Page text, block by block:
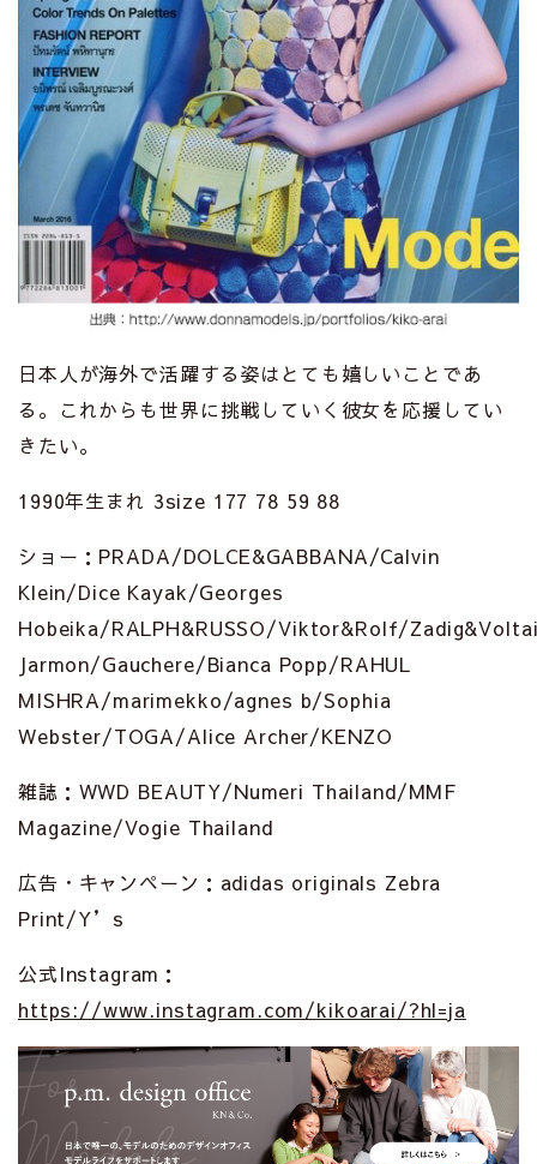
日本人が海外で活躍する姿はとても嬉しいことであ
る。これからも世界に挑戦していく彼女を応援してい
きたい。
1990年生まれ 3size 177 78 59 88
ショー：PRADA/DOLCE&GABBANA/Calvin
Klein/Dice Kayak/Georges
Hobeika/RALPH&RUSSO/Viktor&Rolf/
Jarmon/Gauchere/Bianca Popp/RAHUL
MISHRA/marimekko/agnes b/Sophia
Webster/TOGA/Alice Archer/KENZO
雑誌：WWD BEAUTY/Numeri Thailand/MMF
Magazine/Vogie Thailand
広告・キャンペーン：adidas originals Zebra
Print/Y’s
公式Instagram：
https://www.instagram.com/kikoarai/?hl=ja